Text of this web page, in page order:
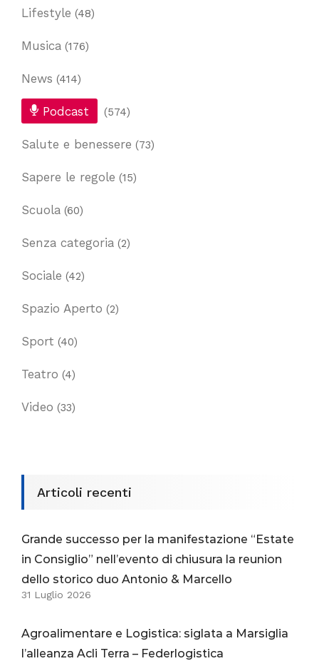
Lifestyle (48)
Musica (176)
News (414)
Podcast (574)
Salute e benessere (73)
Sapere le regole (15)
Scuola (60)
Senza categoria (2)
Sociale (42)
Spazio Aperto (2)
Sport (40)
Teatro (4)
Video (33)
Articoli recenti
Grande successo per la manifestazione “Estate
in Consiglio” nell’evento di chiusura la reunion
dello storico duo Antonio & Marcello
31 Luglio 2026
Agroalimentare e Logistica: siglata a Marsiglia
l’alleanza Acli Terra – Federlogistica